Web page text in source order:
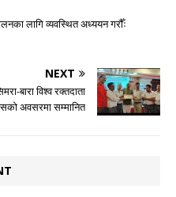
लागि व्यवस्थित अध्ययन गरौँः
NEXT
बारा विश्व रक्तदाता
अवसरमा सम्मानित